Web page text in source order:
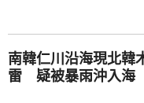
南韓仁川沿海現北韓
雷 疑被暴雨沖入海